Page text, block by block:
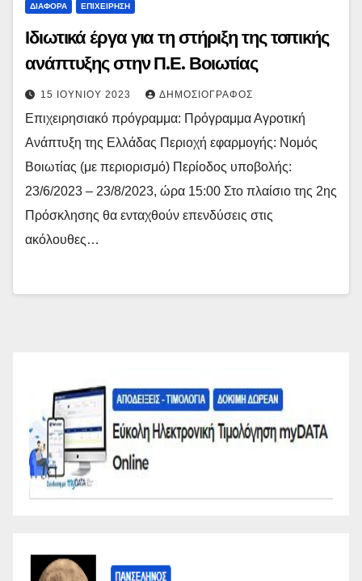
ΔΙΆΦΟΡΑ ΕΠΙΧΕΊΡΗΣΗ
Ιδιωτικά έργα για τη στήριξη της τοπικής
ανάπτυξης στην Π.Ε. Βοιωτίας
15 ΙΟΥΝΊΟΥ 2023 ΔΗΜΟΣΙΟΓΡΆΦΟΣ
Επιχειρησιακό πρόγραμμα: Πρόγραμμα Αγροτική
Ανάπτυξη της Ελλάδας Περιοχή εφαρμογής: Νομός
Βοιωτίας (με περιορισμό) Περίοδος υποβολής:
23/6/2023 – 23/8/2023, ώρα 15:00 Στο πλαίσιο της 2ης
Πρόσκλησης θα ενταχθούν επενδύσεις στις
ακόλουθες…